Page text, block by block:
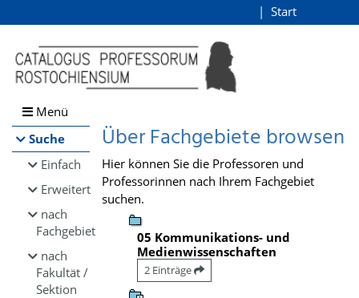
Browsen
direkt zum Inhalt
Start
Menü
Suche
Einfach
Erweitert
nach
Fachgebiet
nach
Fakultät /
Sektion
Über Fachgebiete browsen
Hier können Sie die Professoren und
Professorinnen nach Ihrem Fachgebiet
suchen.
05 Kommunikations- und
Medienwissenschaften
2 Einträge